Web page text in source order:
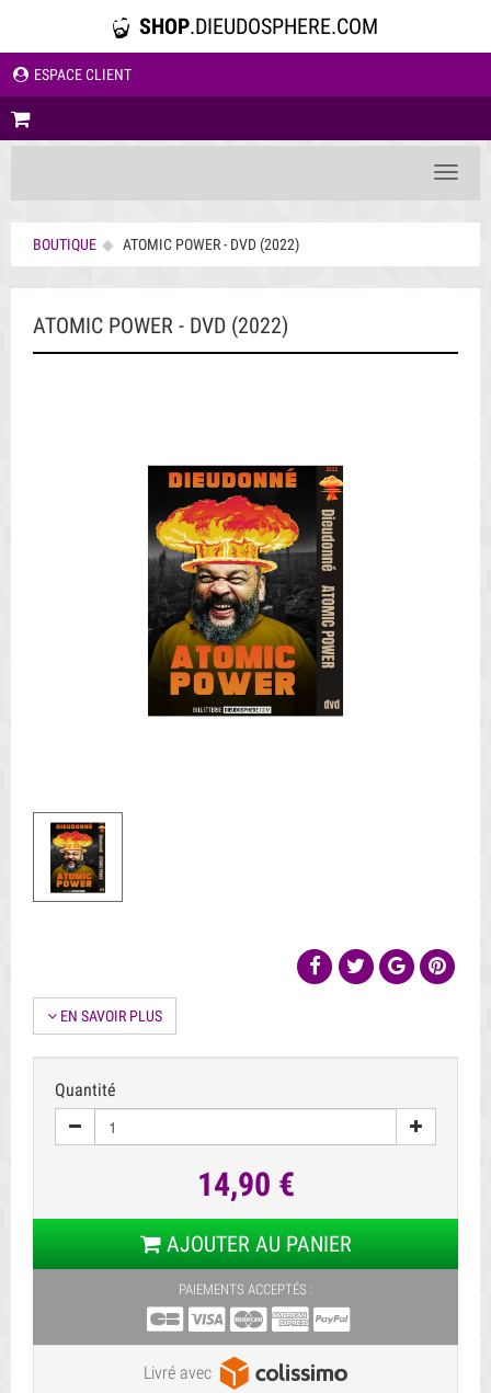
SHOP.DIEUDOSPHERE.COM
ESPACE CLIENT
Toggle
BOUTIQUE ATOMIC POWER - DVD (2022)
ATOMIC POWER - DVD (2022)
EN SAVOIR PLUS
Quantité
14,90 €
AJOUTER AU PANIER
PAIEMENTS ACCEPTÉS :
Livré avec